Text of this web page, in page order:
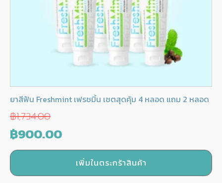
ยาสีฟัน Freshmint เฟรชมิ้น เซตสุดคุ้ม 4 หลอด แถม 2 หลอด
฿1,734.00
Original
price
was:
฿900.00Current
price
is:
เพิ่มในตระกร้าสินค้า